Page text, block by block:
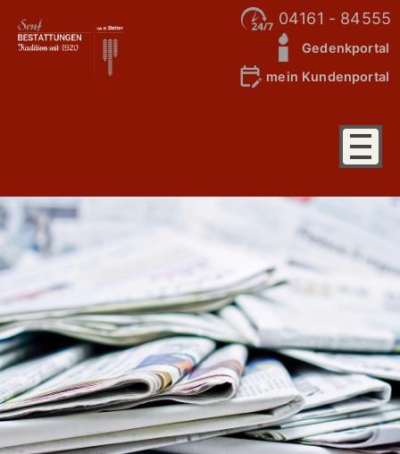
04161 - 84555
Gedenkportal
mein Kundenportal